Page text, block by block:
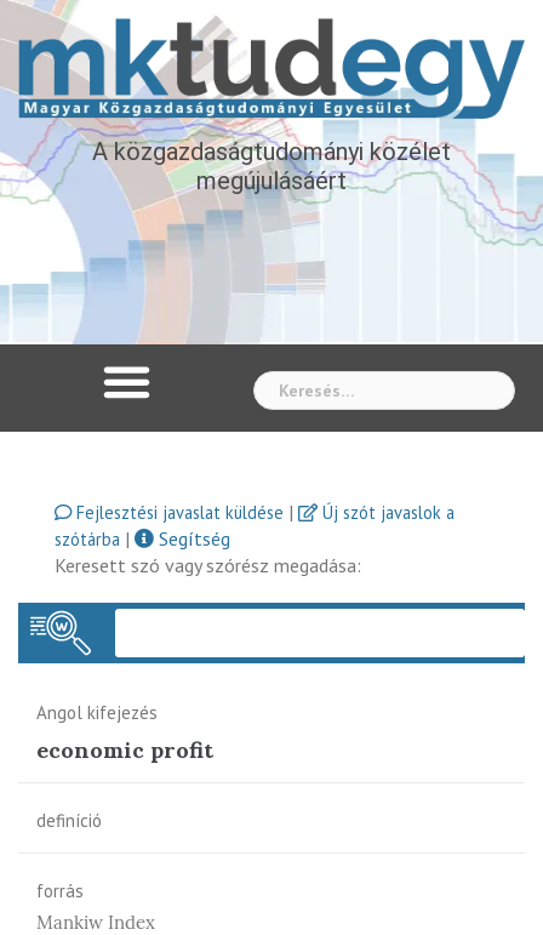
A közgazdaságtudományi közélet
megújulásáért
Fejlesztési javaslat küldése |
Új szót javaslok a
szótárba |
Segítség
Keresett szó vagy szórész megadása:
Angol kifejezés
economic profit
definíció
forrás
Mankiw Index